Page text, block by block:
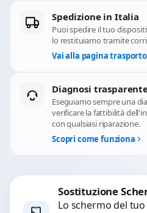
Spedizione in Italia
Puoi spedire il tuo
lo restituiamo tramite
Vai alla pagina trasporto
Diagnosi
Eseguiamo sempre una
verificare la fattibilità
con qualsiasi riparazione.
Scopri come funziona
Sostituzione
Lo schermo del